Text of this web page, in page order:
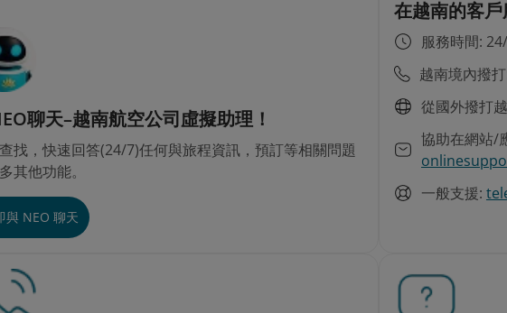
聊天–越南航空公司虛擬助理！
找，快速回答(24/7)任何與旅程資訊，預訂等相關問題
其他功能。
與 NEO 聊天
在越南的客
服務時間:
越南境內撥
從國外撥打
協助在網站/
一般支援: